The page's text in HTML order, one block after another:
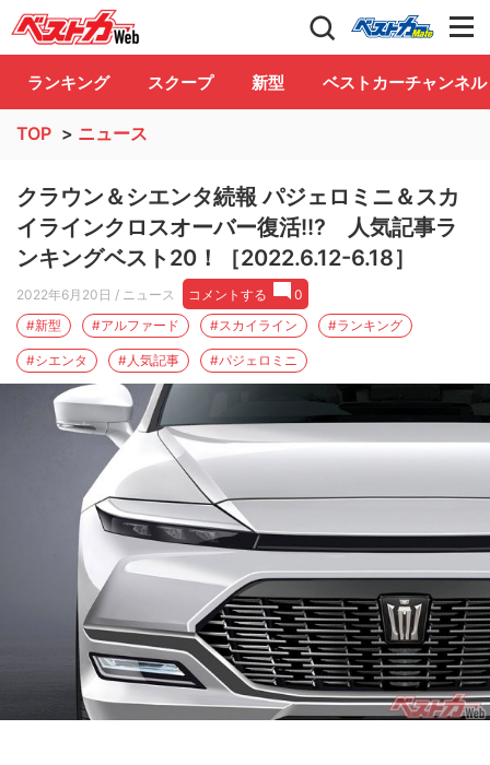
自動車情報誌「ベストカー」 Club
ランキング スクープ 新型 ベストカーチャンネル
TOP > ニュース
クラウン＆シエンタ続報 パジェロミニ＆スカ
イラインクロスオーバー復活!!? 人気記事ラ
ンキングベスト20！［2022.6.12-6.18］
2022年6月20日 / ニュース コメントする
0
#新型
#アルファード #スカイライン #ランキング
#シエンタ #人気記事 #パジェロミニ